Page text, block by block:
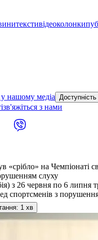
текстивідеоколонки
нашому медіа Доступність
зв'яжіться з нами
«срібло» на Чемпіонаті
слуху
з 26 червня по 6 липня
спортсменів з
1 хв